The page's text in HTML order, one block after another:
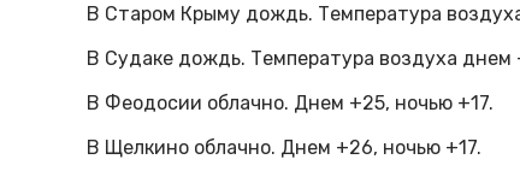
В Старом Крыму дождь. Температура
В Судаке дождь. Температура воздуха днем
В Феодосии облачно. Днем +25, ночью +17.
В Щелкино облачно. Днем +26, ночью +17.